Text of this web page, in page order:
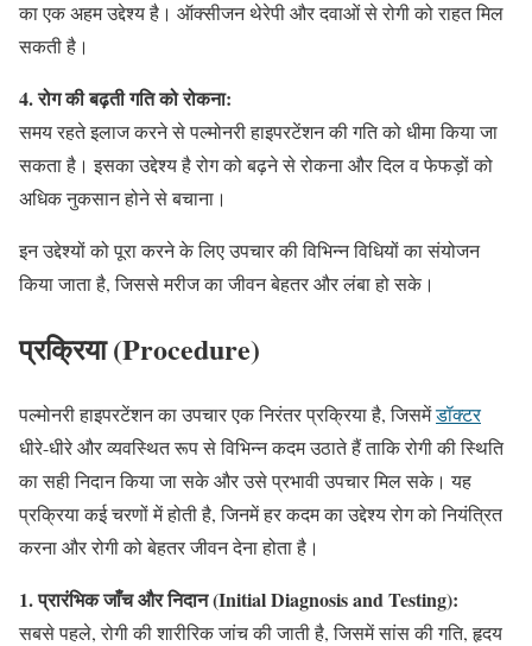
का एक अहम उद्देश्य है। ऑक्सीजन थेरेपी और दवाओं से रोगी को राहत मिल
सकती है।
4. रोग की बढ़ती गति को रोकना:
समय रहते इलाज करने से पल्मोनरी हाइपरटेंशन की गति को धीमा किया जा
सकता है। इसका उद्देश्य है रोग को बढ़ने से रोकना और दिल व फेफड़ों को
अधिक नुकसान होने से बचाना।
इन उद्देश्यों को पूरा करने के लिए उपचार की विभिन्न विधियों का संयोजन
किया जाता है, जिससे मरीज का जीवन बेहतर और लंबा हो सके।
प्रक्रिया (Procedure)
पल्मोनरी हाइपरटेंशन का उपचार एक निरंतर प्रक्रिया है, जिसमेंडॉक्टर
धीरे-धीरे और व्यवस्थित रूप से विभिन्न कदम उठाते हैं ताकि रोगी की स्थिति
का सही निदान किया जा सके और उसे प्रभावी उपचार मिल सके। यह
प्रक्रिया कई चरणों में होती है, जिनमें हर कदम का उद्देश्य रोग को नियंत्रित
करना और रोगी को बेहतर जीवन देना होता है।
1. प्रारंभिक जाँच और निदान (Initial Diagnosis and Testing):
सबसे पहले, रोगी की शारीरिक जांच की जाती है, जिसमें सांस की गति, हृदय